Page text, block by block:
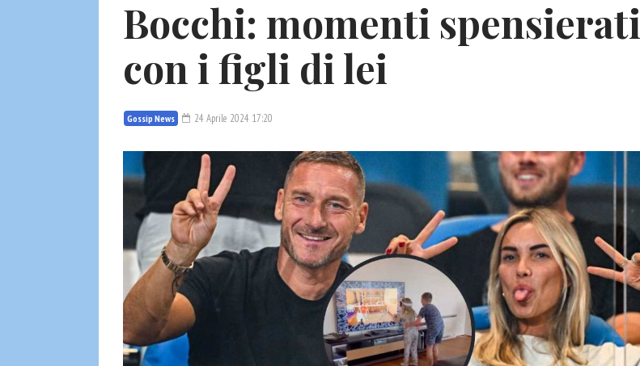
Bocchi: momenti spensierati
con i figli di lei
Gossip News 24 Aprile 2024 17:20